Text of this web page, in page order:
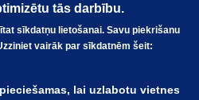
EK GRĀMATVEDĪBAS KURSS
TERMINI
tās darbību.
sīkdatņu lietošanai. Savu piekrišanu
vairāk par sīkdatnēm šeit:
lai uzlabotu vietnes